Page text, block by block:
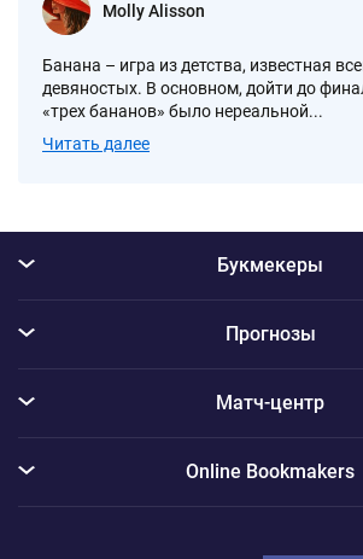
Molly Alisson
Банана – игра из детства, известная
девяностых. В основном, дойти до
«трех бананов» было нереальной...
Читать далее
Букмекеры
Прогнозы
Матч-центр
Online Bookmakers